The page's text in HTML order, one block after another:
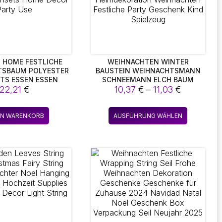
FESTLICHE
POLYESTER
ESSEN ESSEN
URLAUB ESSEN
PARTY USE
22,21 €
WARENKORB
WEIHNACHTEN WINTER
BAUSTEIN WEIHNACHTSMANN
SCHNEEMANN ELCH BAUM
MICRO BRICK PUZZLE
HEIMDEKORATION
WEIHNACHTEN FESTLICHE
PARTY GESCHENK KIND
10,37€ –11,03€
bis
11,03 €
AUSFÜHRUNG WÄHLEN
Dieses
Produkt
Varianten
auf.
Die
Optionen
auf